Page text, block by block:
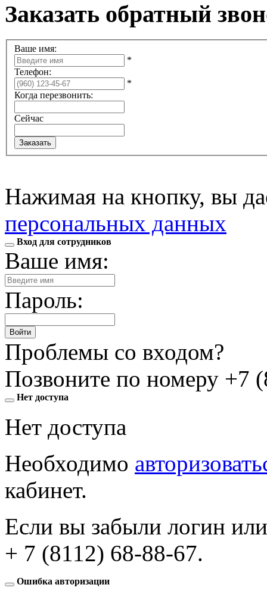
Заказать обратный
Ваше имя:
*
Телефон:
*
Когда перезвонить:
Сейчас
Нажимая на кнопку, вы
персональных данных
Вход для сотрудников
Ваше имя:
Пароль:
Войти
Проблемы со входом?
Позвоните по номеру +7
Нет доступа
Нет доступа
Необходимо
кабинет.
Если вы забыли логин
+ 7 (8112) 68-88-67.
Ошибка авторизации